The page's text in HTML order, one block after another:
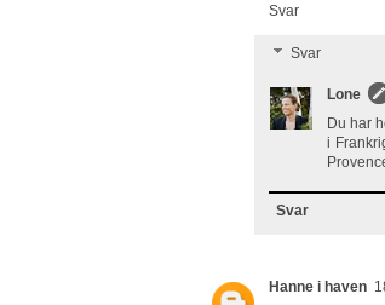
Svar
Svar
Lone
Du har
i
Svar
Hanne i haven